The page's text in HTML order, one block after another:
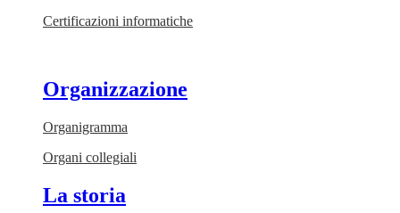
Certificazioni informatiche
Organizzazione
Organigramma
Organi collegiali
La storia